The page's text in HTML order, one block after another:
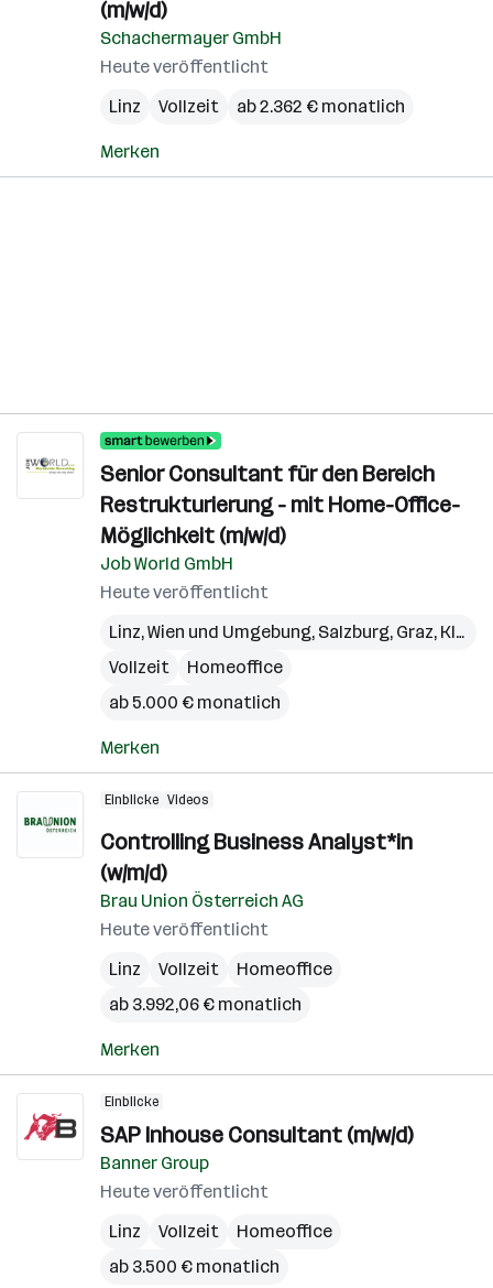
(m/w/d)
Schachermayer GmbH
Heute veröffentlicht
Linz
Vollzeit ab 2.362 € monatlich
Merken
Senior Consultant für den Bereich
Restrukturierung - mit Home-Office-
Möglichkeit (m/w/d)
Job World GmbH
Heute veröffentlicht
Linz,Wien und Umgebung, Salzburg, Graz, Klagenfurt
Vollzeit
Homeoffice
ab 5.000 € monatlich
Merken
Einblicke Videos
Controlling Business Analyst*in
(w/m/d)
Brau Union Österreich AG
Heute veröffentlicht
Linz
Vollzeit
Homeoffice
ab 3.992,06 € monatlich
Merken
Einblicke
SAP Inhouse Consultant (m/w/d)
Banner Group
Heute veröffentlicht
Linz
Vollzeit
Homeoffice
ab 3.500 € monatlich